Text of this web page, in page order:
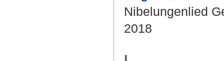
Nibelungenlied
2018